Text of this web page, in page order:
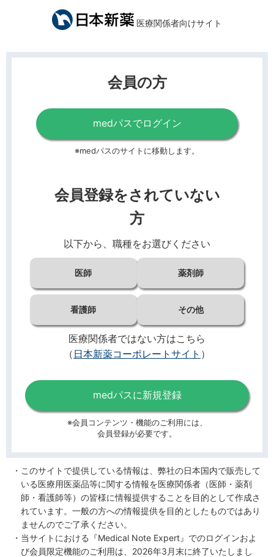
医療関係者向けサイト
会員の方
medパスでログイン
※medパスのサイトに移動します。
会員登録をされていない
方
以下から、職種をお選びください
医師 薬剤師
看護師 その他
医療関係者ではない方はこちら
（ 日本新薬コーポレートサイト ）
medパスに新規登録
※会員コンテンツ・機能のご利用には、
会員登録が必要です。
このサイトで提供している情報は、弊社の日本国内で販売して
いる医療用医薬品等に関する情報を医療関係者（医師・薬剤
師・看護師等）の皆様に情報提供することを目的として作成さ
れています。一般の方への情報提供を目的としたものではあり
ませんのでご了承ください。
当サイトにおける『Medical Note Expert』でのログインおよ
び会員限定機能のご利用は、2026年3月末に終了いたしまし